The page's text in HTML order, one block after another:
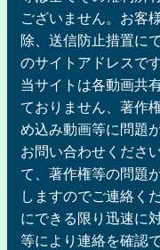
ございません。お客
除、送信防止措置に
のサイトアドレスで
当サイトは各動画共
ておりません、著作
め込み動画等に問題
お問い合わせくださ
て、著作権等の問題
しますのでご連絡く
にできる限り迅速に
等により連絡を確認